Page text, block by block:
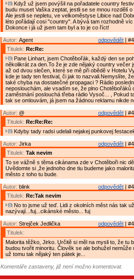
Když už jsem povýšil na pořadatele country
budu muset Vaška zeptat, jestli se se mnou rozdělí
Ale jestli se nepletu, ve velkoměstyse Libice nad
léto pořádají cosi "country". A bývá tam rozhodně
Dokonce i já už jsem tam byl a to je co říct!
odpovědět |
Autor: Agent
Titulek: Re:Re:
Pane Linhart, jsem Chotěbořák, každý den se
několikrát za den.To že je zde nějaký country večer
až od dvou slečen, které se mě při obědě v Hotelu
kde je tady ten festival, či jak to nazvali.Nemyslíte,
také chyba na dostatečné propagaci ? Rádio
neposlouchám, ale vsadím se, že plno Chotěbořáků
zaměstnání poslouchá třeba rádio Vysoč... , Pokud
tak se omlouvám, já jsem na žádnou reklamu nikde
odpovědět |
Autor: @
Titulek: Re:Re:Re:
Kdyby tady radsi udelali nejakej punkovej
odpovědět |
Autor: Jirka
Titulek: Tak nevim
To se vážně s těma cikánama zde v Chotěboři nic
Uvědomte si ,že jednoho dne tiu budeme jako
město z toho tu bude.
odpovědět |
Autor: blink
Titulek: Re:Tak nevim
No to jsme už teď. Lidi z okolních měst nás tak už
nazývají...fuj...cikánské město... fuj
odpovědět |
Autor: Strejček Jedlička
Titulek:
Malorita těžko, Jirko. Určitě si měl na mysli to, že tu
budou tvořit minoritu. Člověk se ale bohužel nemůže
už tomu tak nějaký ten pátek je...
Komentáře zastaveny, již není možno komentovat.